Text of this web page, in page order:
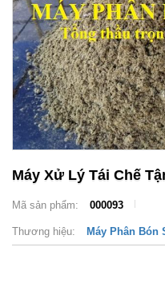
Máy Xử Lý Tái Chế
Mã sản phẩm: 000093
Thương hiệu: Máy Phân Bón